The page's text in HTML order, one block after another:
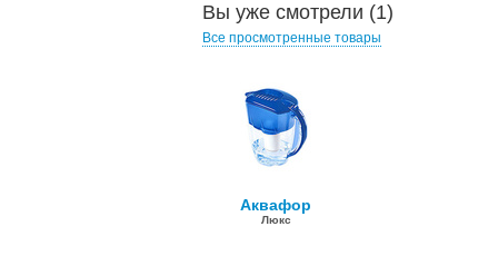
Вы уже смотрели (1)
Все просмотренные товары
Аквафор
Люкс